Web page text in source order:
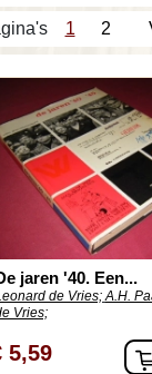
1 2
jaren '40. Een...
de Vries; A.H.
Vries;
5,59